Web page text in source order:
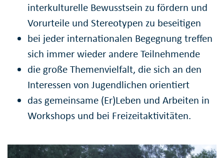
interkulturelle Bewusstsein zu fördern und
Vorurteile und Stereotypen zu beseitigen
bei jeder internationalen Begegnung treffen
sich immer wieder andere Teilnehmende
die große Themenvielfalt, die sich an den
Interessen von Jugendlichen orientiert
das gemeinsame (Er)Leben und Arbeiten in
Workshops und bei Freizeitaktivitäten.